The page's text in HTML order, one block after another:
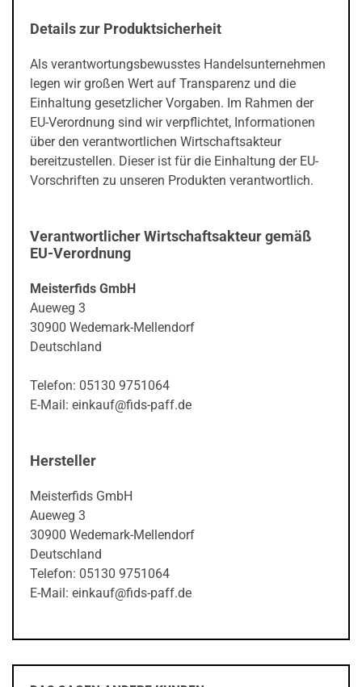
Details zur Produktsicherheit
Als verantwortungsbewusstes Handelsunternehmen
legen wir großen Wert auf Transparenz und die
Einhaltung gesetzlicher Vorgaben. Im Rahmen der
EU-Verordnung sind wir verpflichtet, Informationen
über den verantwortlichen Wirtschaftsakteur
bereitzustellen. Dieser ist für die Einhaltung der EU-
Vorschriften zu unseren Produkten verantwortlich.
Verantwortlicher Wirtschaftsakteur gemäß
EU-Verordnung
Meisterfids GmbH
Aueweg 3
30900 Wedemark-Mellendorf
Deutschland
Telefon: 05130 9751064
E-Mail: einkauf@fids-paff.de
Hersteller
Meisterfids GmbH
Aueweg 3
30900 Wedemark-Mellendorf
Deutschland
Telefon: 05130 9751064
E-Mail: einkauf@fids-paff.de